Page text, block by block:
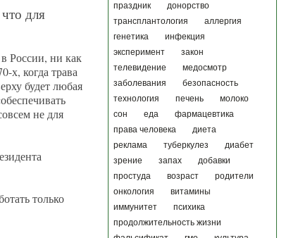
праздник
донорство
трансплантология
аллергия
генетика
инфекция
эксперимент
закон
телевидение
медосмотр
заболевания
безопасность
технология
печень
молоко
сон
еда
фармацевтика
права человека
диета
реклама
туберкулез
диабет
зрение
запах
добавки
простуда
возраст
родители
онкология
витамины
иммунитет
психика
продолжительность жизни
для
России, ни как
х, когда трава
будет любая
не для
только